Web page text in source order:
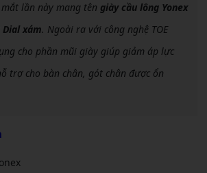
lần này mang tên giày cầu lông Yonex
Dial xám. Ngoài ra với công nghệ TOE
cho phần mũi giày giúp giảm áp lực
trợ cho bàn chân, gót chân được ổn